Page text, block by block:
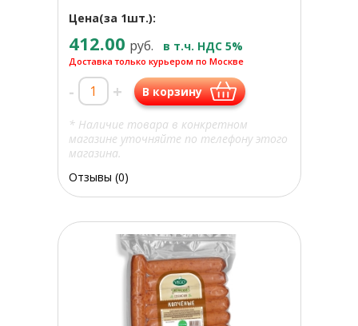
Цена(за 1шт.):
412.00 руб. в т.ч. НДС 5%
Доставка только курьером по Москве
- + В корзину
* Наличие товара в конкретном
магазине уточняйте по телефону этого
магазина.
Отзывы (0)